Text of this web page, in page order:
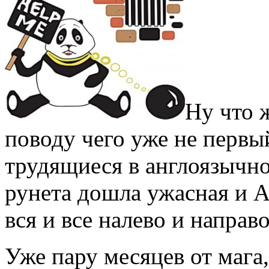
Ну что
поводу чего уже не
трудящиеся в
рунета дошла ужасная и
вся и все налево и
Уже пару месяцев от